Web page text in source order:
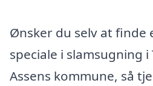
Ønsker du selv at finde
speciale i slamsugning
Assens kommune, så